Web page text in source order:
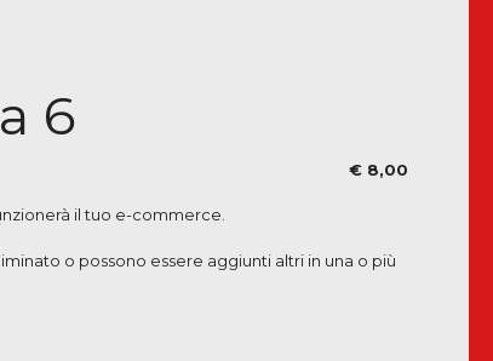
6
€ 8,00
il tuo e-commerce.
o possono essere aggiunti altri in una o più